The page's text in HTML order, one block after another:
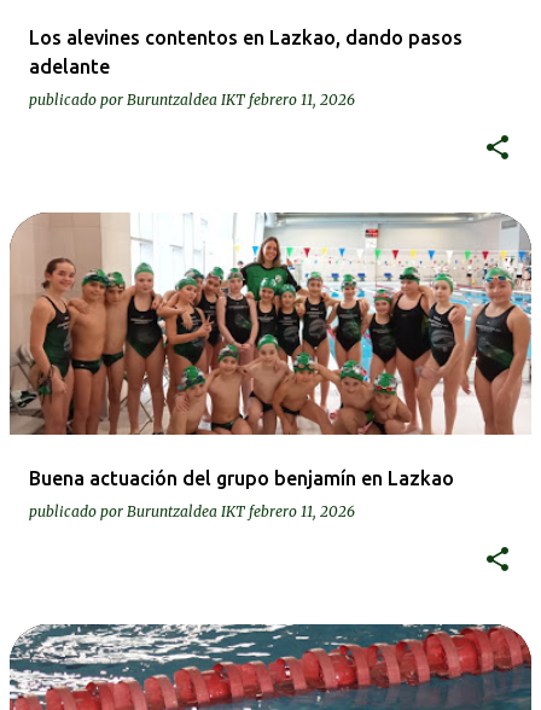
Los alevines contentos en Lazkao, dando pasos
adelante
publicado por Buruntzaldea IKT febrero 11, 2026
Buena actuación del grupo benjamín en Lazkao
publicado por Buruntzaldea IKT febrero 11, 2026